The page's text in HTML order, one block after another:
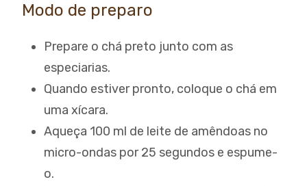
Modo de preparo
Prepare o chá preto junto com as
especiarias.
Quando estiver pronto, coloque o chá em
uma xícara.
Aqueça 100 ml de leite de amêndoas no
micro-ondas por 25 segundos e espume-
o.